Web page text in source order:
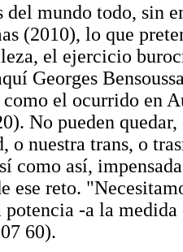
del mundo todo, sin
(2010), lo que
el ejercicio
Georges
como el ocurrido en
No pueden
o nuestra trans, o
como así,
ese reto.
potencia -a la
60).